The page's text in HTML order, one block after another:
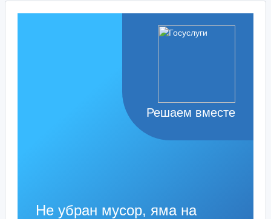
Решаем вместе
Не убран мусор, яма на